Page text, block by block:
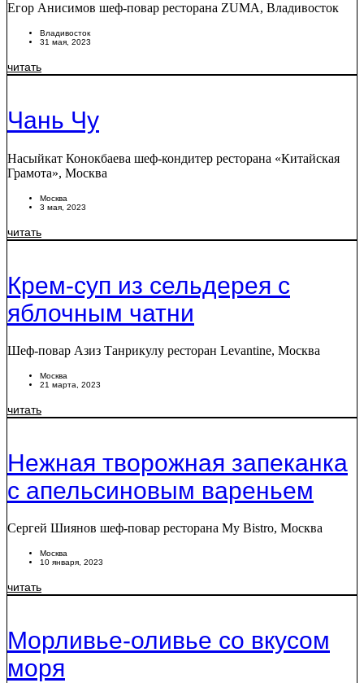
Егор Анисимов шеф-повар ресторана ZUMA, Владивосток
Владивосток
31 мая, 2023
читать
Чань Чу
Насыйкат Конокбаева шеф-кондитер ресторана «Китайская
Грамота», Москва
Москва
3 мая, 2023
читать
Крем-суп из сельдерея с
яблочным чатни
Шеф-повар Азиз Танрикулу ресторан Levantine, Москва
Москва
21 марта, 2023
читать
Нежная творожная запеканка
с апельсиновым вареньем
Сергей Шиянов шеф-повар ресторана My Bistro, Москва
Москва
10 января, 2023
читать
Морливье-оливье со вкусом
моря